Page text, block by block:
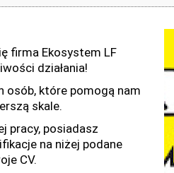
firma Ekosystem LF
działania!
osób, które pomogą nam
skale.
pracy, posiadasz
na niżej podane
CV.